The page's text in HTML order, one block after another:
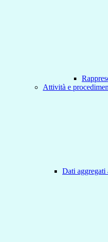
Attività e
Dati aggregati